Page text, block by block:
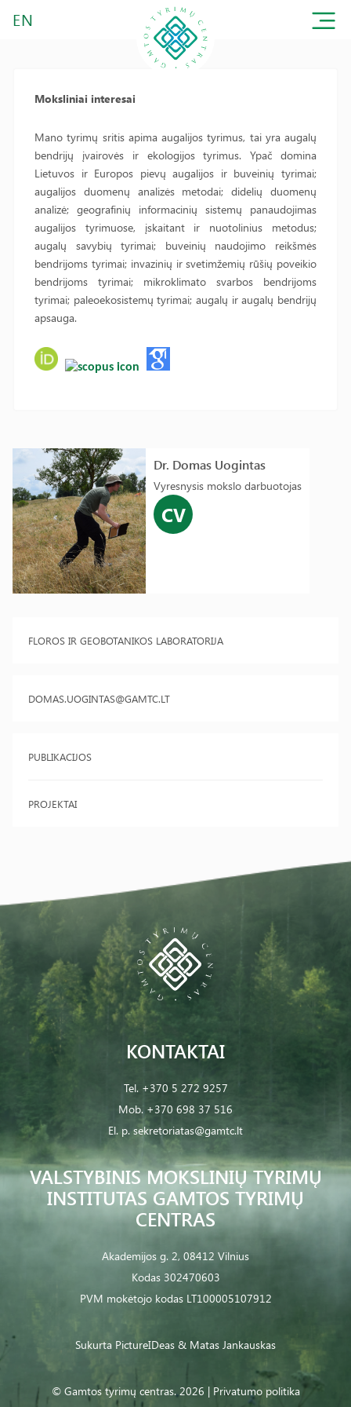
EN
Dr. Domas Uogintas
Vyresnysis mokslo darbuotojas
CV
FLOROS IR GEOBOTANIKOS LABORATORIJA
DOMAS.UOGINTAS@GAMTC.LT
PUBLIKACIJOS
PROJEKTAI
Moksliniai interesai
Mano tyrimų sritis apima augalijos tyrimus, tai yra augalų
bendrijų įvairovės ir ekologijos tyrimus. Ypač domina
Lietuvos ir Europos pievų augalijos ir buveinių tyrimai;
augalijos duomenų analizės metodai; didelių duomenų
analizė; geografinių informacinių sistemų panaudojimas
augalijos tyrimuose, įskaitant ir nuotolinius metodus;
augalų savybių tyrimai; buveinių naudojimo reikšmės
bendrijoms tyrimai; invazinių ir svetimžemių rūšių poveikio
bendrijoms tyrimai; mikroklimato svarbos bendrijoms
tyrimai; paleoekosistemų tyrimai; augalų ir augalų bendrijų
apsauga.
VALSTYBINIS MOKSLINIŲ TYRIMŲ
INSTITUTAS GAMTOS TYRIMŲ
CENTRAS
Akademijos g. 2, 08412 Vilnius
Kodas 302470603
PVM mokėtojo kodas LT100005107912
KONTAKTAI
Tel. +370 5 272 9257
Mob. +370 698 37 516
El. p. sekretoriatas@gamtc.lt
© Gamtos tyrimų centras. 2026 | Privatumo politika
Sukurta PictureIDeas & Matas Jankauskas